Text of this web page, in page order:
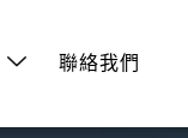
聯絡我們